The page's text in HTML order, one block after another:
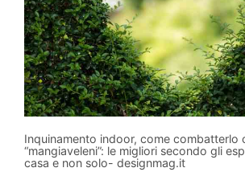
Inquinamento indoor, come combatterlo
“mangiaveleni”: le migliori secondo gli
casa e non solo- designmag.it